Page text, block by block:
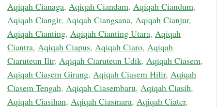
Aqiqah Cianaga, Aqiqah Ciandam, Aqiqah Ciandum,
Aqiqah Ciangir, Aqiqah Ciangsana, Aqiqah Cianjur,
Aqiqah Cianting, Aqiqah Cianting Utara, Aqiqah
Ciantra, Aqiqah Ciapus, Aqiqah Ciaro, Aqiqah
Ciaruteun Ilir, Aqiqah Ciaruteun Udik, Aqiqah Ciasem,
Aqiqah Ciasem Girang, Aqiqah Ciasem Hilir, Aqiqah
Ciasem Tengah, Aqiqah Ciasembaru, Aqiqah Ciasih,
Aqiqah Ciasihan, Aqiqah Ciasmara, Aqiqah Ciater,